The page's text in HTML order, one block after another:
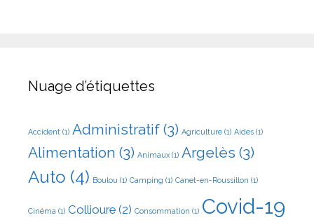
Nuage d’étiquettes
Accident (1) Administratif (3) Agriculture (1) Aides (1)
Alimentation (3) Animaux (1) Argelès (3)
Auto (4) Boulou (1) Camping (1) Canet-en-Roussillon (1)
Cinéma (1) Collioure (2) Consommation (1) Covid-19